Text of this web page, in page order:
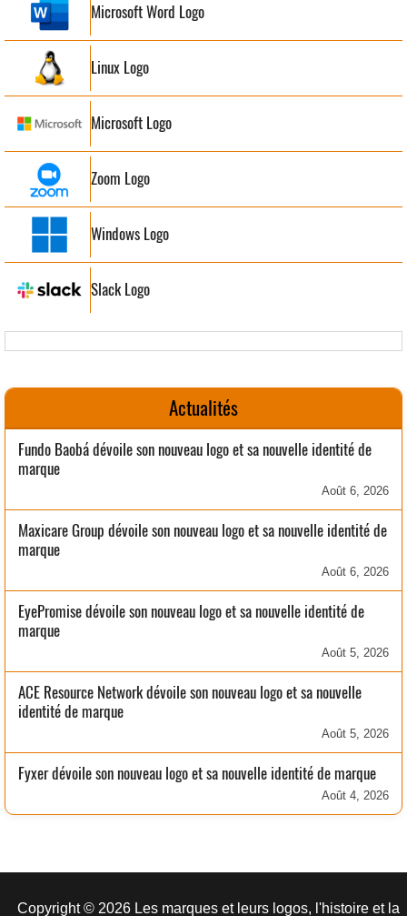
Microsoft Word Logo
Linux Logo
Microsoft Logo
Zoom Logo
Windows Logo
Slack Logo
Actualités
Fundo Baobá dévoile son nouveau logo et sa nouvelle identité de
marque
Août 6, 2026
Maxicare Group dévoile son nouveau logo et sa nouvelle identité de
marque
Août 6, 2026
EyePromise dévoile son nouveau logo et sa nouvelle identité de
marque
Août 5, 2026
ACE Resource Network dévoile son nouveau logo et sa nouvelle
identité de marque
Août 5, 2026
Fyxer dévoile son nouveau logo et sa nouvelle identité de marque
Août 4, 2026
Copyright © 2026 Les marques et leurs logos, l'histoire et la